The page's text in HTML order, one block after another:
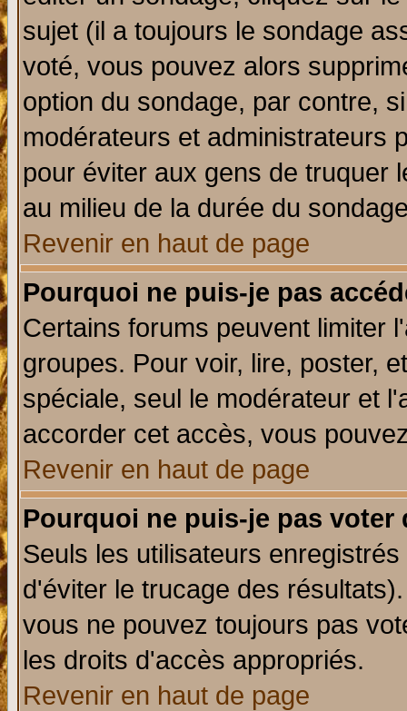
sujet (il a toujours le sondage
voté, vous pouvez alors
option du sondage, par contre,
modérateurs et administrateurs
pour éviter aux gens de truquer
au milieu de la durée du
Revenir en haut de page
Pourquoi ne puis-je pas
Certains forums peuvent limiter
groupes. Pour voir, lire, poster,
spéciale, seul le modérateur et
accorder cet accès, vous
Revenir en haut de page
Pourquoi ne puis-je pas voter
Seuls les utilisateurs
d'éviter le trucage des
vous ne pouvez toujours pas
les droits d'accès appropriés.
Revenir en haut de page